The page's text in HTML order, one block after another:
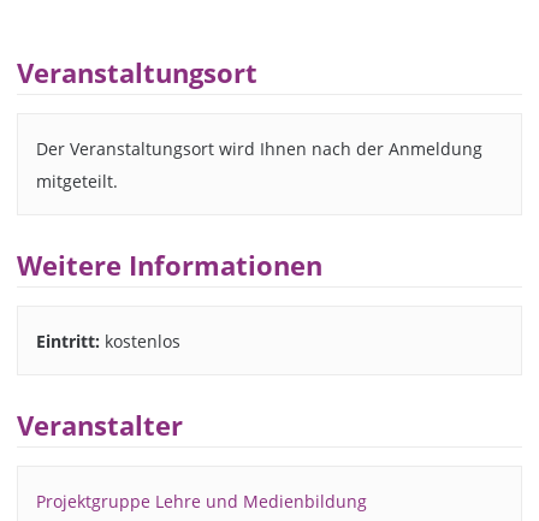
Veranstaltungsort
Der Veranstaltungsort wird Ihnen nach der Anmeldung
mitgeteilt.
Weitere Informationen
Eintritt: kostenlos
Veranstalter
Projektgruppe Lehre und Medienbildung